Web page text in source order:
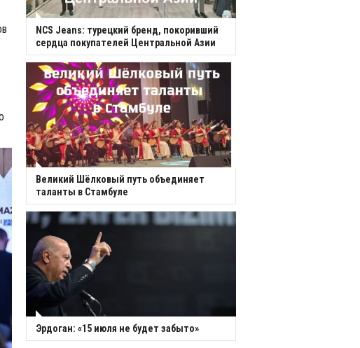
NCS Jeans: турецкий бренд, покоривший
сердца покупателей Центральной Азии
Великий Шёлковый путь объединяет
таланты в Стамбуле
Эрдоган: «15 июля не будет забыто»